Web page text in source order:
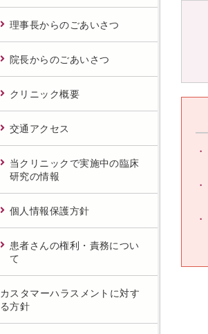
理事長からのごあいさつ
院長からのごあいさつ
クリニック概要
交通アクセス
当クリニックで実施中の臨床
研究の情報
個人情報保護方針
患者さんの権利・責務につい
て
カスタマーハラスメントに対す
る方針